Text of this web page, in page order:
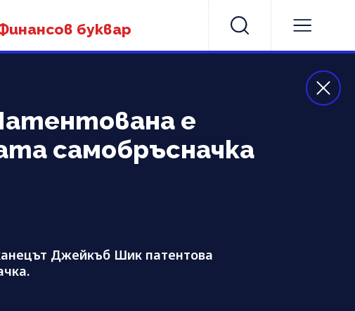
буквар
е
самобръсначка
Джейкъб Шик патентова